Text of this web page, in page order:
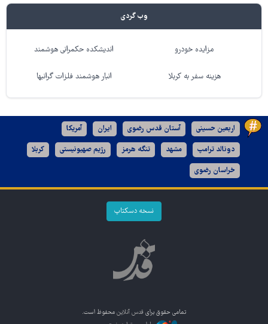
وب گردی
مزایده خودرو اندیشکده حکمرانی هوشمند
هزینه سفر به کربلا انبار هوشمند فلزات گرانبها
اربعین حسینی آستان قدس رضوی ایران آمریکا
دونالد ترامپ مشهد تنگه هرمز رژیم صهیونیستی کربلا
خراسان رضوی
نسخه دسکتاپ
تمامی حقوق برای قدس آنلاین محفوظ است.